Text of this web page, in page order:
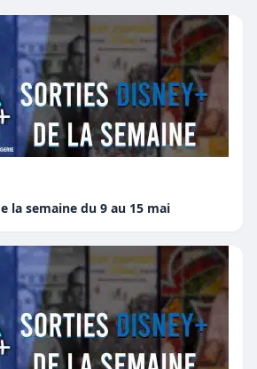
la semaine du 9 au 15 mai